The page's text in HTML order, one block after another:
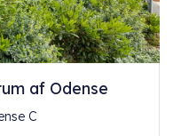
af Odense
C